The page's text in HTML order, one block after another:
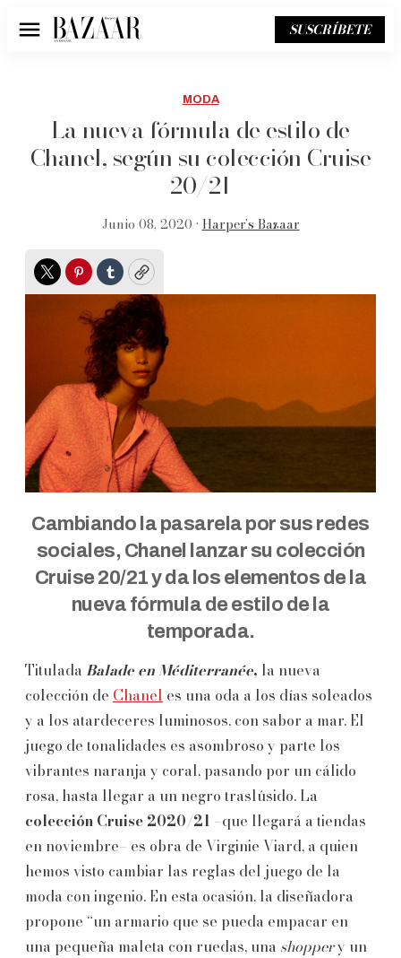
Menú SUSCRÍBETE
MODA
La nueva fórmula de estilo de
Chanel, según su colección Cruise
20/21
Junio 08, 2020 • Harper’s Bazaar
TwitterPinterest
TumblrCopy
Cambiando la pasarela por sus redes
sociales, Chanel lanzar su colección
Cruise 20/21 y da los elementos de la
nueva fórmula de estilo de la
temporada.
Titulada Balade en Méditerranée, la nueva
colección de Chanel es una oda a los días soleados
y a los atardeceres luminosos, con sabor a mar. El
juego de tonalidades es asombroso y parte los
vibrantes naranja y coral, pasando por un cálido
rosa, hasta llegar a un negro traslúsido. La
colección Cruise 2020/21 –que llegará a tiendas
en noviembre– es obra de Virginie Viard, a quien
hemos visto cambiar las reglas del juego de la
moda con ingenio. En esta ocasión, la diseñadora
propone “un armario que se pueda empacar en
una pequeña maleta con ruedas, una shoppery un